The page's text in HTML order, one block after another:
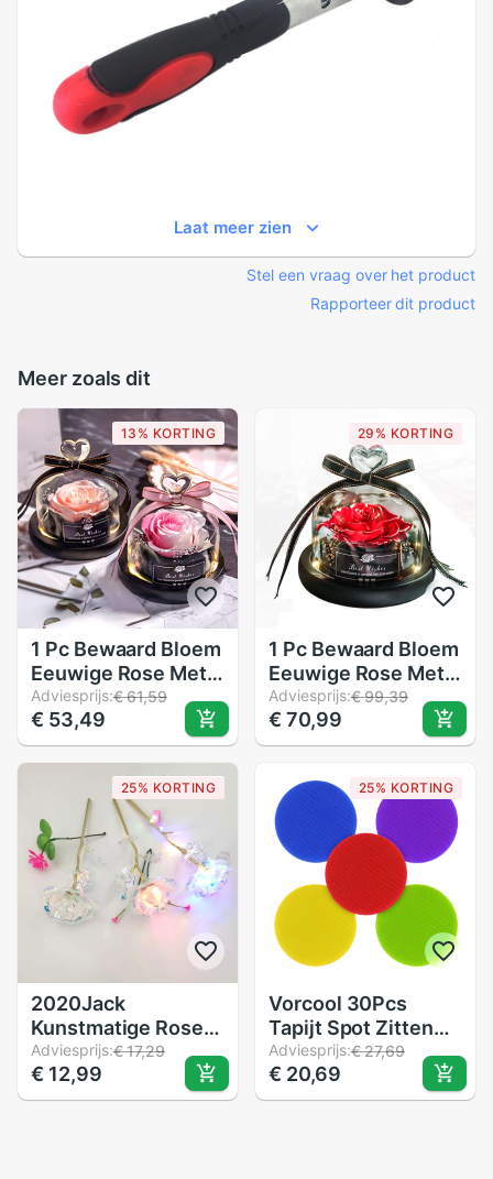
Laat meer zien
Stel een vraag over het product
Rapporteer dit product
Meer zoals dit
13% KORTING
1 Pc Bewaard Bloem
Eeuwige Rose Met
Glas Cover
Schoonheid
Romantische Rose
Valentines
Kerstcadeau
Adviesprijs:€ 61,59
€ 53,49
29% KORTING
1 Pc Bewaard Bloem
Eeuwige Rose Met
Glas Cover
Schoonheid
Romantische Rose
Kerstcadeau
Adviesprijs:€ 99,39
€ 70,99
25% KORTING
2020Jack
Kunstmatige Rose
24K Gold Foil Rose
Bloem Kunstmatige
Bloem Lantaarn
Adviesprijs:€ 17,29
€ 12,99
25% KORTING
Vorcool 30Pcs
Tapijt Spot Zitten
Markers Klaslokaal
Kleurrijke Cirkels
Magic Stickers
Adviesprijs:€ 27,69
€ 20,69